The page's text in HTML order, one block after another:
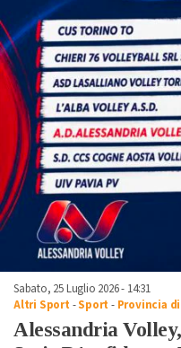
Sabato, 25 Luglio 2026 - 14:31
Altri Sport -Sport - Provincia
Alessandria